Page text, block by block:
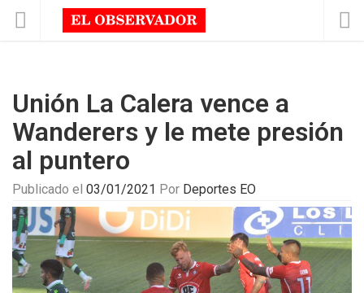
Unión La Calera vence a
Wanderers y le mete presión
al puntero
Publicado el 03/01/2021 Por Deportes EO